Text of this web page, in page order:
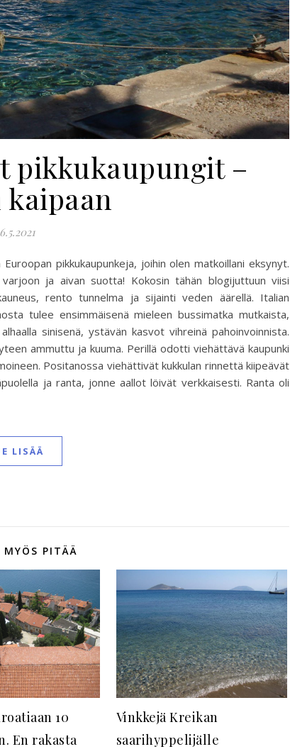
pikkukaupungit –
pikkukaupunkeja, joihin olen matkoillani eksynyt.
ja aivan suotta! Kokosin tähän blogijuttuun viisi
rento tunnelma ja sijainti veden äärellä. Italian
tulee ensimmäisenä mieleen bussimatka mutkaista,
sinisenä, ystävän kasvot vihreinä pahoinvoinnista.
ammuttu ja kuuma. Perillä odotti viehättävä kaupunki
Positanossa viehättivät kukkulan rinnettä kiipeävät
ja ranta, jonne aallot löivät verkkaisesti. Ranta oli
LISÄÄ
PITÄÄ
10
En rakasta
Vinkkejä Kreikan
saarihyppelijälle